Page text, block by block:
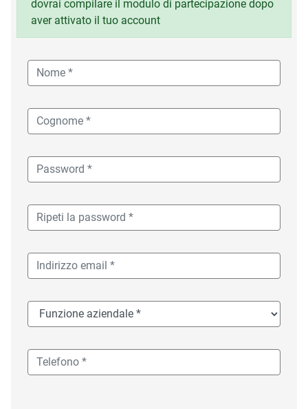
dovrai compilare il modulo di partecipazione dopo
aver attivato il tuo account